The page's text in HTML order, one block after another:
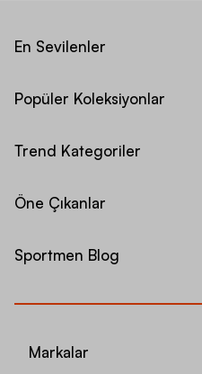
En Sevilenler
Popüler Koleksiyonlar
Trend Kategoriler
Öne Çıkanlar
Sportmen Blog
Markalar